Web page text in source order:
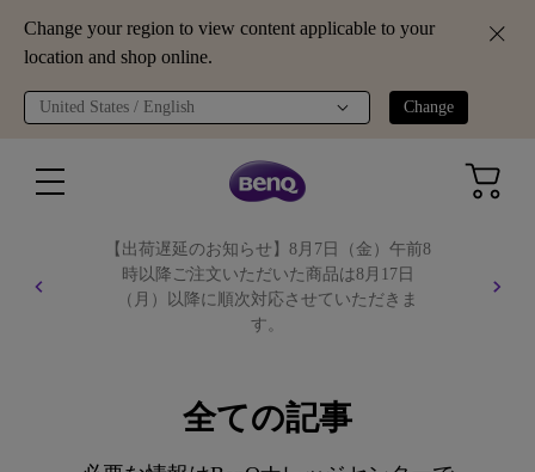
Change your region to view content applicable to your
location and shop online.
United States / English Change
【出荷遅延のお知らせ】8月7日（金）午前8
時以降ご注文いただいた商品は8月17日
（月）以降に順次対応させていただきま
す。
全ての記事